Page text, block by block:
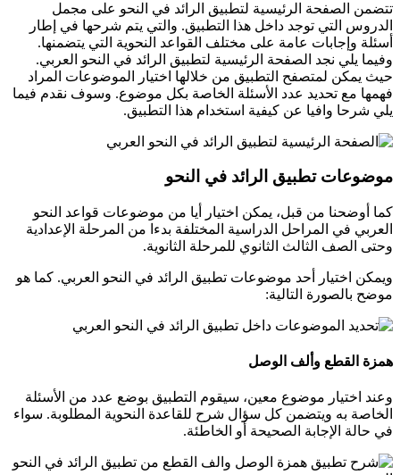
تتضمن الصفحة الرئيسية لتطبيق الرائد في النحو على مجمل
الدروس التي توجد داخل هذا التطبيق. والتي يتم شرحها في إطار
أسئلة وإجابات عامة على مختلف القواعد النحوية التي يتضمنها.
وفيما يلي نجد الصفحة الرئيسية لتطبيق الرائد في النحو العربي.
حيث يمكن لمتصفح التطبيق من خلالها اختيار الموضوعات المراد
فهمها مع تحديد عدد الأسئلة الخاصة بكل موضوع. وسوف نقدم فيما
يلي شرحا وافيا عن كيفية استخدام هذا التطبيق.
موضوعات تطبيق الرائد في النحو
كما أوضحنا من قبل، يمكن اختيار أيا من موضوعات قواعد النحو
العربي في المراحل الدراسية المختلفة بدءا من المرحلة الإعدادية
وحتى الصف الثالث الثانوي للمرحلة الثانوية.
ويمكن اختيار أحد موضوعات تطبيق الرائد في النحو العربي. كما هو
موضح بالصورة التالية:
همزة القطع وألف الوصل
وعند اختيار موضوع معين، سيقوم التطبيق بوضع عدد من الأسئلة
الخاصة به ويتضمن كل سؤال شرح للقاعدة النحوية المطلوبة. سواء
في حالة الإجابة الصحيحة أو الخاطئة.